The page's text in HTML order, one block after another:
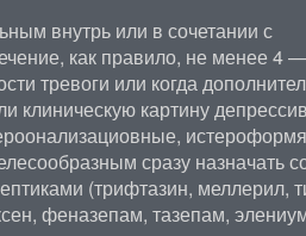
внутрь или в сочетании с
как правило, не менее 4
тревоги или когда
клиническую картину
сразу назначать
(трифтазин, меллерил,
феназепам, тазепам,